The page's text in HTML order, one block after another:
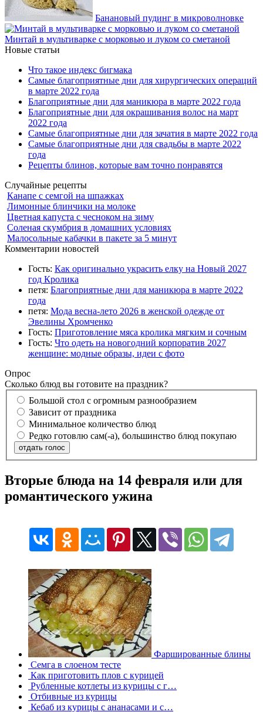
Банановый пудинг в микроволновке
Минтай в мультиварке с морковью и луком со сметаной
Новые статьи
Что такое индекс бигмака
Самые благоприятные дни для хирургических операций
в марте 2022 года
Благоприятные дни для маникюра в марте 2022 года
Благоприятные дни для окрашивания волос на март
2022 года
Самые благоприятные дни для зачатия в марте 2022 года
Самые благоприятные дни для свадьбы в марте 2022
года
Рецепты блинов, которые вам точно понравятся
Случайные рецепты
Канапе с семгой на шпажках
Лимонные блинчики на молоке
Цветная капуста с чесноком на зиму
Соленая скумбрия в домашних условиях
Малосольные кабачки в пакете за 5 минут
Комментарии новостей
Гость: Как оригинально украсить елку на Новый 2027
год Кролика
петя: Благоприятные дни для маникюра в марте 2022
года
петя: Мода весна-лето 2026 в женской одежде от
Эвелины Хромченко
Гость: Приготовление мяса кролика мягким и сочным
Гость: Что одеть на новогодний корпоратив 2027
женщине: модные образы, идеи с фото
Опрос
Сколько блюд вы готовите на праздник?
Большой стол с огромным разнообразием
Зависит от праздника
Минимальное количество блюд
Редко готовлю сам(-а), большинство блюд покупаю
отдать голос
Вторые блюда на 14 февраля или для
романтического ужина
Фаршированные блины
Семга в слоеном тесте
Как приготовить плов с курицей
Рубленные котлеты из курицы с г…
Отбивные из курицы
Кебаб из курицы с ананасами и с…